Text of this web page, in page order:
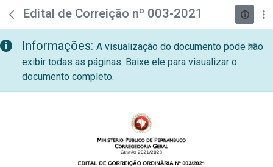
Pular para o Conteúdo principal
teste descricao
Edital de Correição nº 003-2021
Informações: A visualização do documento pode não
exibir todas as páginas. Baixe ele para visualizar o
documento completo.